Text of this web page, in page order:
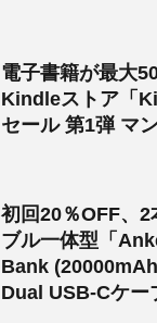
電子書籍が最大
Kindleストア「
セール 第1弾 マ
初回20％OFF、
ブル一体型「
Bank
Dual USB-Cケー